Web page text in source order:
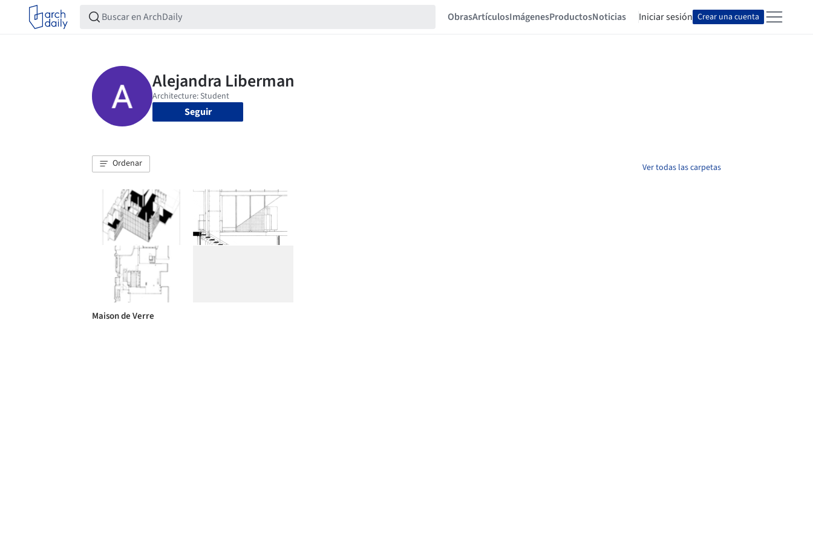
ObrasArtículosImágenesProductosNoticias Iniciar sesión Crear una cuenta
Seguir
Ordenar Ver todas las carpetas
Maison de Verre